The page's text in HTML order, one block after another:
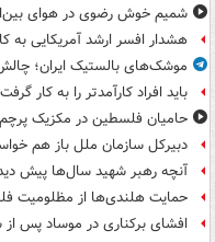
شمیم خوش رضوی در هوای
هشدار افسر ارشد آمریکایی به
موشک‌های بالستیک ایران؛
باید افراد کارآمدتر را به کار گرفت
حامیان فلسطین در مکزیک
دبیرکل سازمان ملل باز هم
آنچه رهبر شهید سال‌ها پیش
حمایت هلندی‌ها از مظلومیت
افشای برکناری در موساد پس